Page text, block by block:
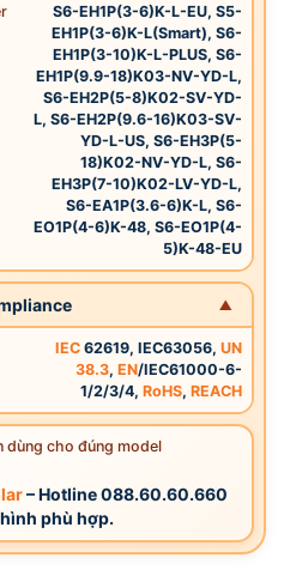
S6-EH1P(3-6)K-L-EU, S5-
EH1P(3-6)K-L(Smart), S6-
EH1P(3-10)K-L-PLUS, S6-
EH1P(9.9-18)K03-NV-YD-L,
S6-EH2P(5-8)K02-SV-YD-
L, S6-EH2P(9.6-16)K03-SV-
YD-L-US, S6-EH3P(5-
18)K02-NV-YD-L, S6-
EH3P(7-10)K02-LV-YD-L,
S6-EA1P(3.6-6)K-L, S6-
EO1P(4-6)K-48, S6-EO1P(4-
5)K-48-EU
IEC 62619, IEC63056, UN
38.3, EN/IEC61000-6-
1/2/3/4, RoHS, REACH
cho đúng model
– Hotline 088.60.60.660
phù hợp.
Trữ Điện Lithium Solis 16kWh